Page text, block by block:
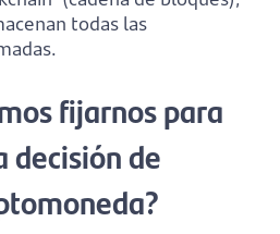
todas las
fijarnos para
decisión de